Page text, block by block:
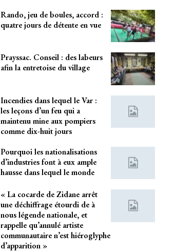
Rando, jeu de boules, accord :
quatre jours de détente en vue
Prayssac. Conseil : des labeurs
afin la entretoise du village
Incendies dans lequel le Var :
les leçons d’un feu qui a
maintenu mine aux pompiers
comme dix-huit jours
Pourquoi les nationalisations
d’industries font à eux ample
hausse dans lequel le monde
« La cocarde de Zidane arrêt
une déchiffrage étourdi de à
nous légende nationale, et
rappelle qu’annulé artiste
communautaire n’est hiéroglyphe
d’apparition »